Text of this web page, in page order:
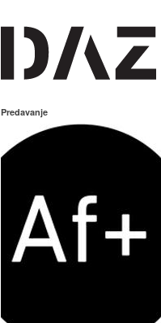
Predavanje